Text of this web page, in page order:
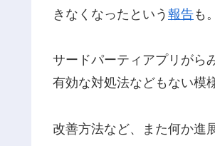
きなくなったという 報告も。
サードパーティアプリがら
有効な対処法などもない模
改善方法など、また何か進